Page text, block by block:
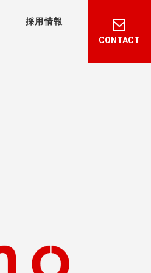
採用情報
CONTACT